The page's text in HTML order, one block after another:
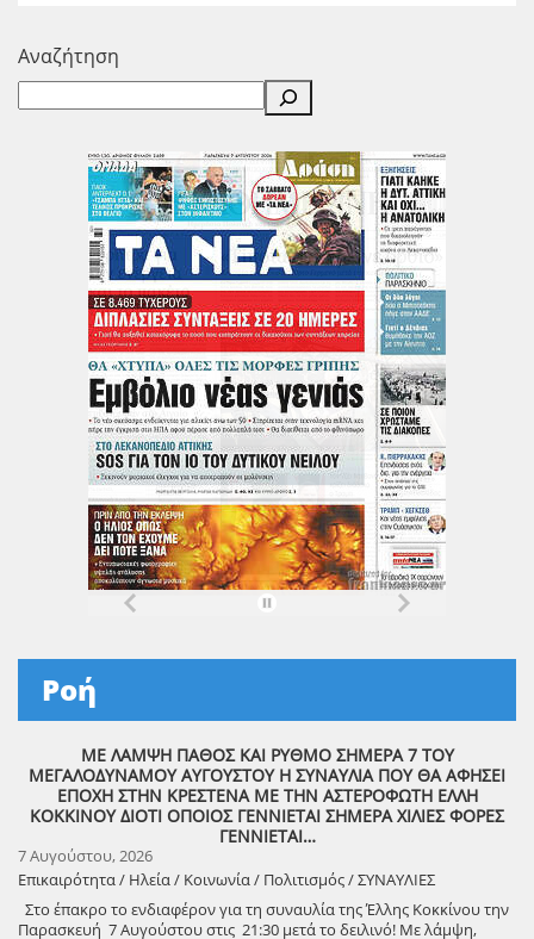
Αναζήτηση
Ροή
ΜΕ ΛΑΜΨΗ ΠΑΘΟΣ ΚΑΙ ΡΥΘΜΟ ΣΗΜΕΡΑ 7 ΤΟΥ
ΜΕΓΑΛΟΔΥΝΑΜΟΥ ΑΥΓΟΥΣΤΟΥ Η ΣΥΝΑΥΛΙΑ ΠΟΥ ΘΑ ΑΦΗΣΕΙ
ΕΠΟΧΗ ΣΤΗΝ ΚΡΕΣΤΕΝΑ ΜΕ ΤΗΝ ΑΣΤΕΡΟΦΩΤΗ ΕΛΛΗ
ΚΟΚΚΙΝΟΥ ΔΙΟΤΙ ΟΠΟΙΟΣ ΓΕΝΝΙΕΤΑΙ ΣΗΜΕΡΑ ΧΙΛΙΕΣ ΦΟΡΕΣ
ΓΕΝΝΙΕΤΑΙ…
7 Αυγούστου, 2026
Επικαιρότητα / Ηλεία / Κοινωνία / Πολιτισμός / ΣΥΝΑΥΛΙΕΣ
Στο έπακρο το ενδιαφέρον για τη συναυλία της Έλλης Κοκκίνου την
Παρασκευή 7 Αυγούστου στις 21:30 μετά το δειλινό! Με λάμψη,